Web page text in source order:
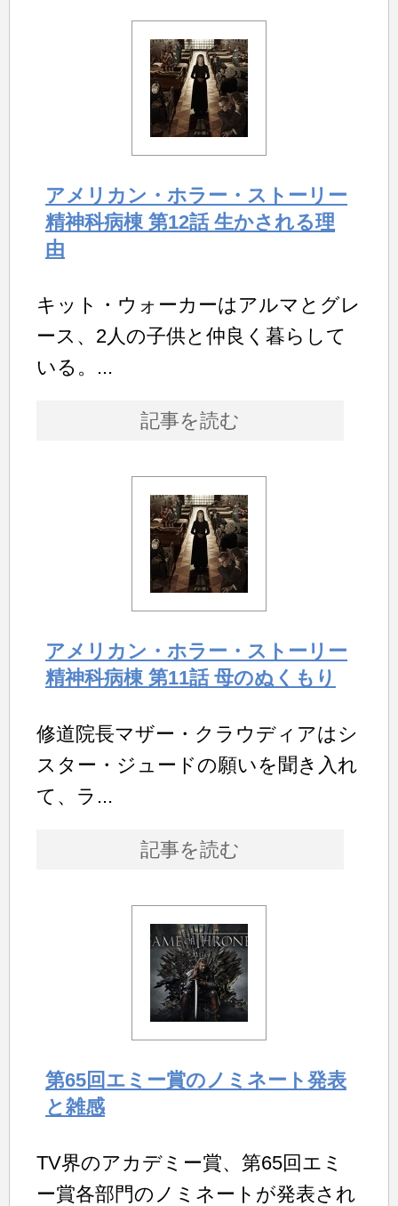
アメリカン・ホラー・ストーリー
精神科病棟 第12話 生かされる理
由
キット・ウォーカーはアルマとグレ
ース、2人の子供と仲良く暮らして
いる。...
記事を読む
アメリカン・ホラー・ストーリー
精神科病棟 第11話 母のぬくもり
修道院長マザー・クラウディアはシ
スター・ジュードの願いを聞き入れ
て、ラ...
記事を読む
第65回エミー賞のノミネート発表
と雑感
TV界のアカデミー賞、第65回エミ
ー賞各部門のノミネートが発表され